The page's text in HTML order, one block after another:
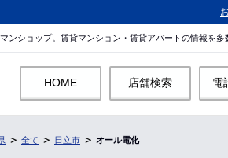
ンショップ。賃貸マンション・賃貸アパートの情報を多
HOME 店舗検索 電
全て 日立市 オール電化